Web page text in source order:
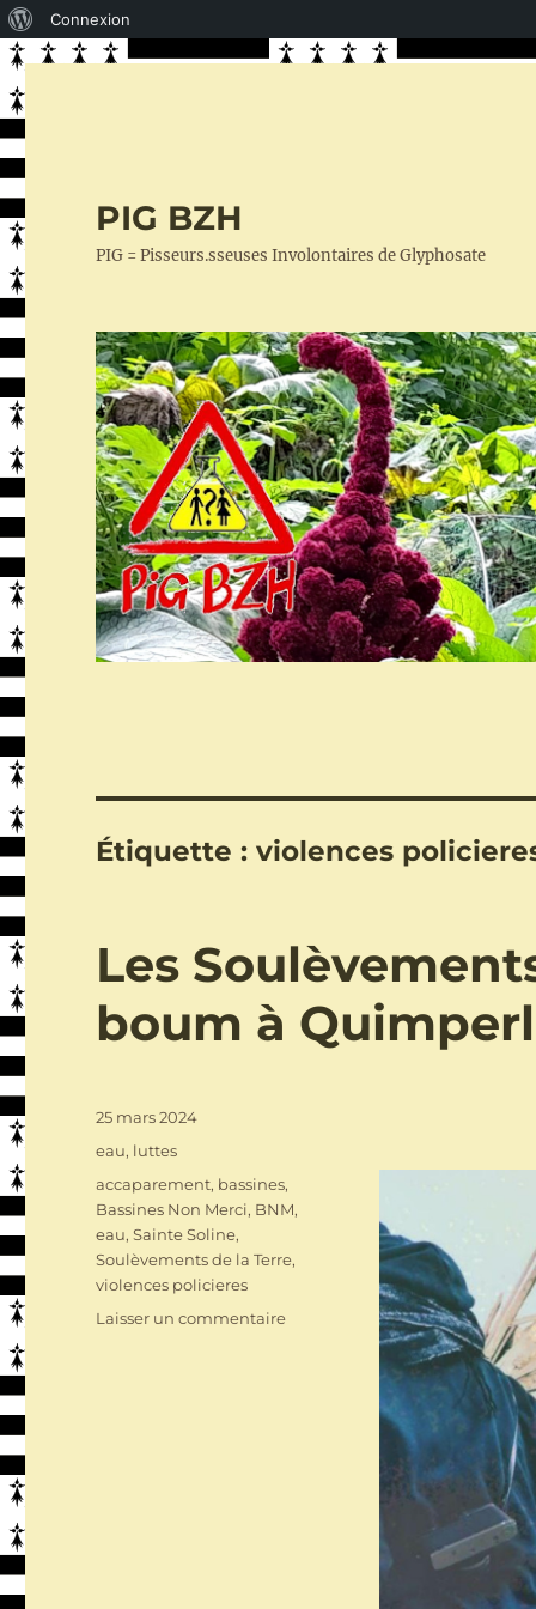
propos
Connexion
PIG BZH
PIG = Pisseurs.sseuses Involontaires de Glyphosate
Étiquette :violences
Les
boum à
Publié
25 mars 2024
Catégories
eau, luttes
Étiquettes
accaparement, bassines,
Bassines Non Merci, BNM,
eau,Sainte Soline,
Soulèvements de la Terre,
violences policieres
Laisser un commentairesur
Soulèvements